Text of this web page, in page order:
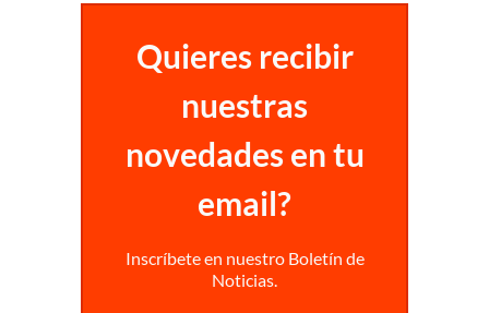
Quieres recibir
nuestras
novedades en tu
email?
Inscríbete en nuestro Boletín de
Noticias.